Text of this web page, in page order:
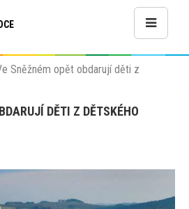
Sněžném opět obdarují děti z
DĚTI Z DĚTSKÉHO